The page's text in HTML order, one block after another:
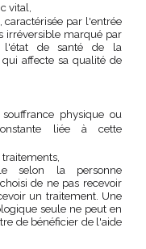
vital,
caractérisée par l'entrée
irréversible marqué par
l'état de santé de la
affecte sa qualité de
physique ou
liée à cette
selon la personne
de ne pas recevoir
un traitement. Une
seule ne peut en
de bénéficier de l'aide